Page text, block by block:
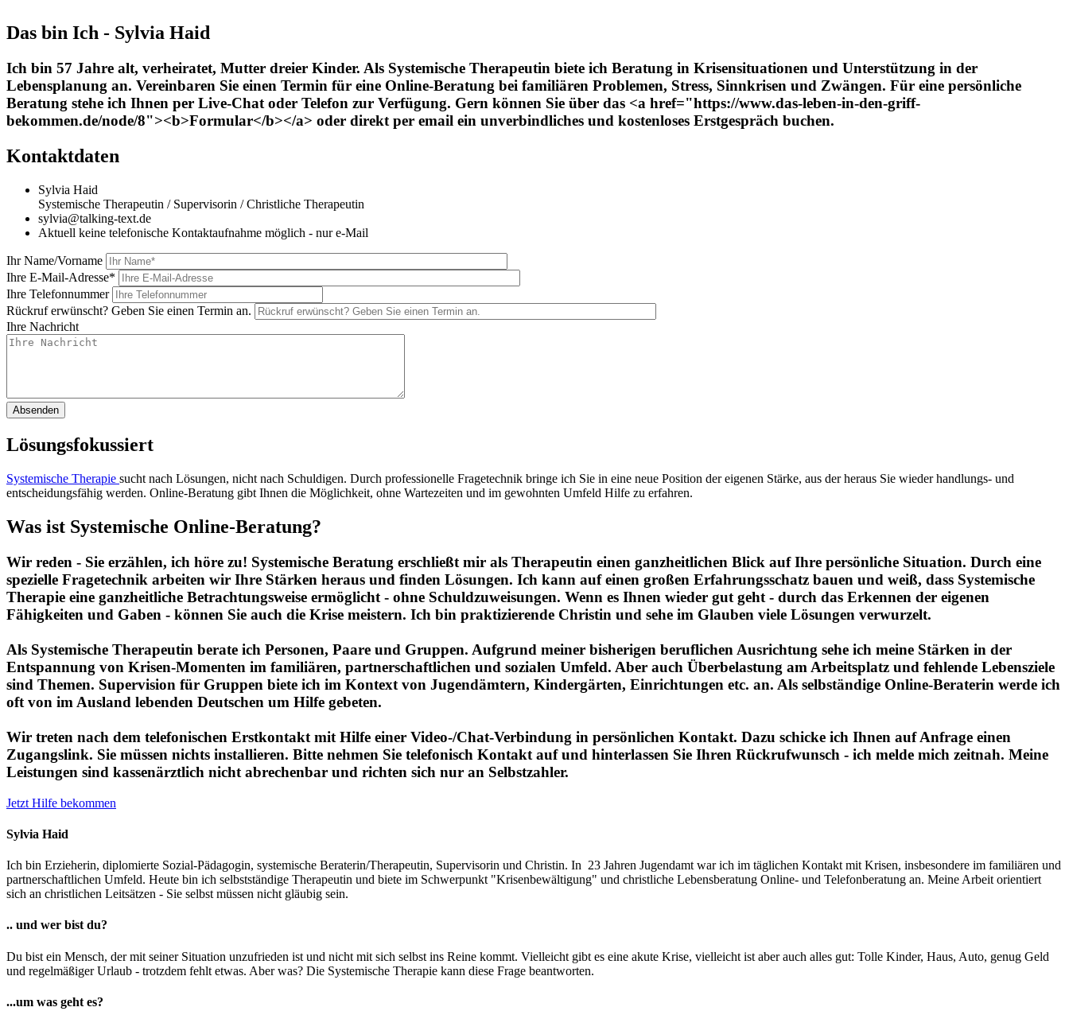
Das bin Ich - Sylvia Haid
Ich bin 57 Jahre alt, verheiratet, Mutter dreier Kinder. Als Systemische Therapeutin biete ich Beratung in Krisensituationen und Unterstützung in der
Lebensplanung an. Vereinbaren Sie einen Termin für eine Online-Beratung bei familiären Problemen, Stress, Sinnkrisen und Zwängen. Für eine persönliche
Beratung stehe ich Ihnen per Live-Chat oder Telefon zur Verfügung. Gern können Sie über das <a href="https://www.das-leben-in-den-griff-
bekommen.de/node/8"><b>Formular</b></a> oder direkt per email ein unverbindliches und kostenloses Erstgespräch buchen.
Kontaktdaten
Sylvia Haid
Systemische Therapeutin / Supervisorin / Christliche Therapeutin
sylvia@talking-text.de
Aktuell keine telefonische Kontaktaufnahme möglich - nur e-Mail
Ihr Name/Vorname
Ihre E-Mail-Adresse*
Ihre Telefonnummer
Rückruf erwünscht? Geben Sie einen Termin an.
Ihre Nachricht
Lösungsfokussiert
Systemische Therapie sucht nach Lösungen, nicht nach Schuldigen. Durch professionelle Fragetechnik bringe ich Sie in eine neue Position der eigenen Stärke, aus der heraus Sie wieder handlungs- und
entscheidungsfähig werden. Online-Beratung gibt Ihnen die Möglichkeit, ohne Wartezeiten und im gewohnten Umfeld Hilfe zu erfahren.
Was ist Systemische Online-Beratung?
Wir reden - Sie erzählen, ich höre zu! Systemische Beratung erschließt mir als Therapeutin einen ganzheitlichen Blick auf Ihre persönliche Situation. Durch eine
spezielle Fragetechnik arbeiten wir Ihre Stärken heraus und finden Lösungen. Ich kann auf einen großen Erfahrungsschatz bauen und weiß, dass Systemische
Therapie eine ganzheitliche Betrachtungsweise ermöglicht - ohne Schuldzuweisungen. Wenn es Ihnen wieder gut geht - durch das Erkennen der eigenen
Fähigkeiten und Gaben - können Sie auch die Krise meistern. Ich bin praktizierende Christin und sehe im Glauben viele Lösungen verwurzelt.
Als Systemische Therapeutin berate ich Personen, Paare und Gruppen. Aufgrund meiner bisherigen beruflichen Ausrichtung sehe ich meine Stärken in der
Entspannung von Krisen-Momenten im familiären, partnerschaftlichen und sozialen Umfeld. Aber auch Überbelastung am Arbeitsplatz und fehlende Lebensziele
sind Themen. Supervision für Gruppen biete ich im Kontext von Jugendämtern, Kindergärten, Einrichtungen etc. an. Als selbständige Online-Beraterin werde ich
oft von im Ausland lebenden Deutschen um Hilfe gebeten.
Wir treten nach dem telefonischen Erstkontakt mit Hilfe einer Video-/Chat-Verbindung in persönlichen Kontakt. Dazu schicke ich Ihnen auf Anfrage einen
Zugangslink. Sie müssen nichts installieren. Bitte nehmen Sie telefonisch Kontakt auf und hinterlassen Sie Ihren Rückrufwunsch - ich melde mich zeitnah. Meine
Leistungen sind kassenärztlich nicht abrechenbar und richten sich nur an Selbstzahler.
Jetzt Hilfe bekommen
Sylvia Haid
Ich bin Erzieherin, diplomierte Sozial-Pädagogin, systemische Beraterin/Therapeutin, Supervisorin und Christin. In 23 Jahren Jugendamt war ich im täglichen Kontakt mit Krisen, insbesondere im familiären und
partnerschaftlichen Umfeld. Heute bin ich selbstständige Therapeutin und biete im Schwerpunkt "Krisenbewältigung" und christliche Lebensberatung Online- und Telefonberatung an. Meine Arbeit orientiert
sich an christlichen Leitsätzen - Sie selbst müssen nicht gläubig sein.
.. und wer bist du?
Du bist ein Mensch, der mit seiner Situation unzufrieden ist und nicht mit sich selbst ins Reine kommt. Vielleicht gibt es eine akute Krise, vielleicht ist aber auch alles gut: Tolle Kinder, Haus, Auto, genug Geld
und regelmäßiger Urlaub - trotzdem fehlt etwas. Aber was? Die Systemische Therapie kann diese Frage beantworten.
...um was geht es?